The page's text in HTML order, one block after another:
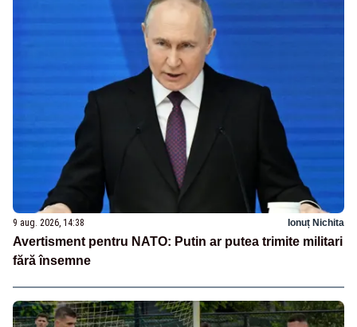
9 aug. 2026, 14:38 Ionuț Nichita
Avertisment pentru NATO: Putin ar putea trimite militari
fără însemne